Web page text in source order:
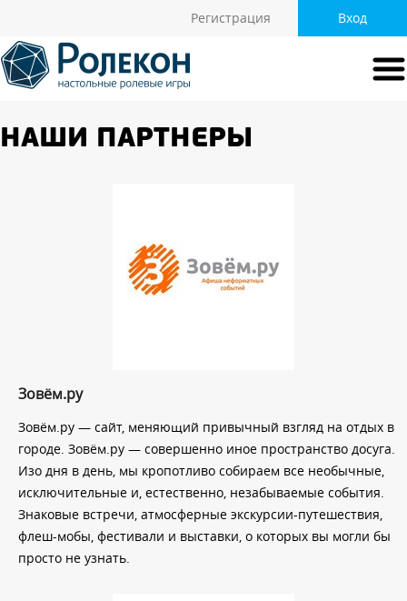
Вход
Регистрация
НАШИ ПАРТНЕРЫ
Зовём.ру
Зовём.ру — сайт, меняющий привычный взгляд на отдых в
городе. Зовём.ру — совершенно иное пространство досуга.
Изо дня в день, мы кропотливо собираем все необычные,
исключительные и, естественно, незабываемые события.
Знаковые встречи, атмосферные экскурсии-путешествия,
флеш-мобы, фестивали и выставки, о которых вы могли бы
просто не узнать.